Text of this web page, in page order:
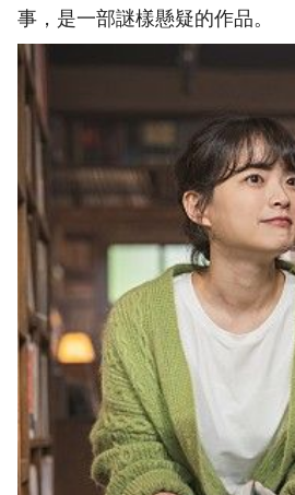
事，是一部謎樣懸疑的作品。